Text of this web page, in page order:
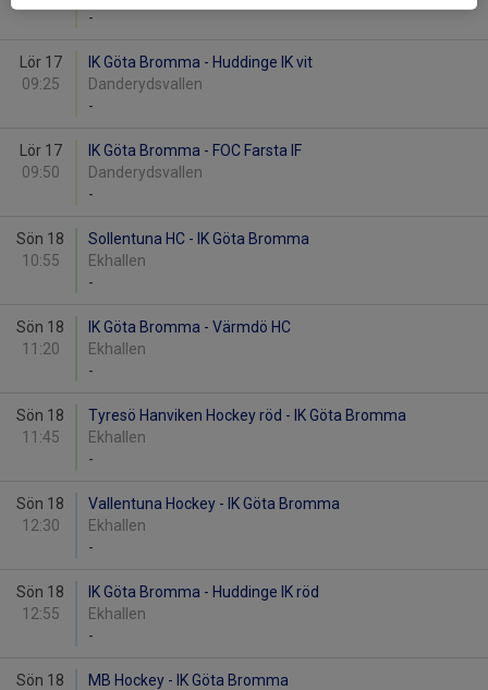
-
Lör 17
09:25
IK Göta Bromma - Huddinge IK vit
Danderydsvallen
-
Lör 17
09:50
IK Göta Bromma - FOC Farsta IF
Danderydsvallen
-
Sön 18
10:55
Sollentuna HC - IK Göta Bromma
Ekhallen
-
Sön 18
11:20
IK Göta Bromma - Värmdö HC
Ekhallen
-
Sön 18
11:45
Tyresö Hanviken Hockey röd - IK Göta Bromma
Ekhallen
-
Sön 18
12:30
Vallentuna Hockey - IK Göta Bromma
Ekhallen
-
Sön 18
12:55
IK Göta Bromma - Huddinge IK röd
Ekhallen
-
Sön 18
MB Hockey - IK Göta Bromma